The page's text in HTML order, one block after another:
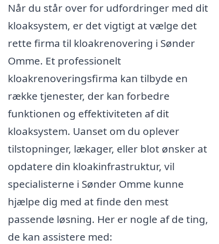
Når du står over for udfordringer med dit
kloaksystem, er det vigtigt at vælge det
rette firma til kloakrenovering i Sønder
Omme. Et professionelt
kloakrenoveringsfirma kan tilbyde en
række tjenester, der kan forbedre
funktionen og effektiviteten af dit
kloaksystem. Uanset om du oplever
tilstopninger, lækager, eller blot ønsker at
opdatere din kloakinfrastruktur, vil
specialisterne i Sønder Omme kunne
hjælpe dig med at finde den mest
passende løsning. Her er nogle af de ting,
de kan assistere med: